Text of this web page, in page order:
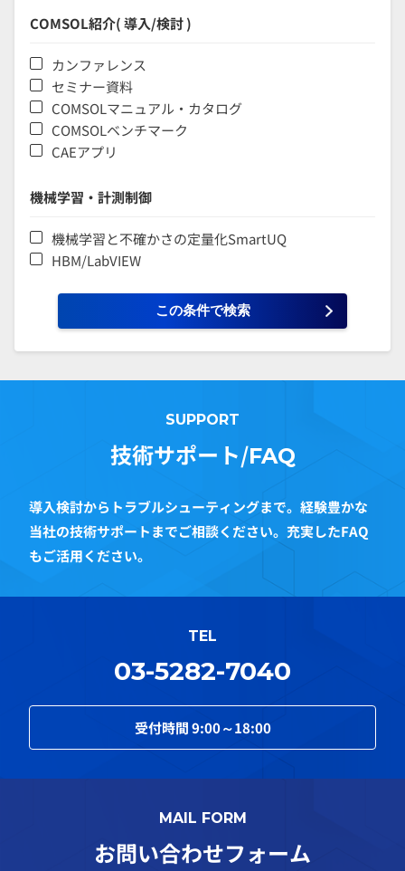
COMSOL紹介( 導入/検討 )
カンファレンス
セミナー資料
COMSOLマニュアル・カタログ
COMSOLベンチマーク
CAEアプリ
機械学習・計測制御
機械学習と不確かさの定量化SmartUQ
HBM/LabVIEW
SUPPORT
技術サポート/FAQ
導入検討からトラブルシューティングまで。経験豊かな
当社の技術サポートまでご相談ください。充実したFAQ
もご活用ください。
TEL
03-5282-7040
受付時間9:00～18:00
MAIL FORM
お問い合わせフォーム